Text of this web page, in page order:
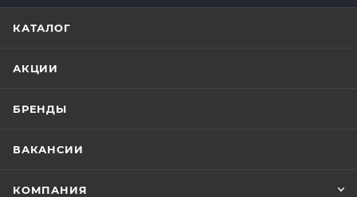
КАТАЛОГ
АКЦИИ
БРЕНДЫ
ВАКАНСИИ
КОМПАНИЯ